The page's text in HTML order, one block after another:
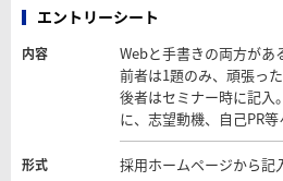
エントリーシート
内容
Webと手書きの両方があ
前者は1題のみ、頑張っ
後者はセミナー時に記入
に、志望動機、自己PR等
形式 採用ホームページから記